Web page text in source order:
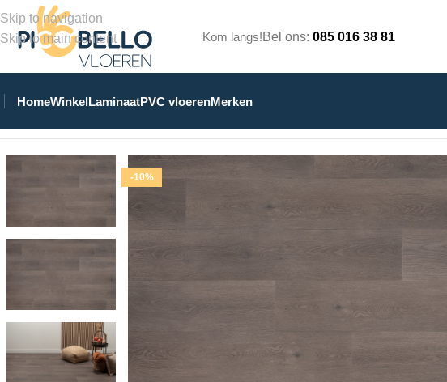
Skip to navigation
Skip to main content
Kom langs!Bel ons: 085 016 38 81
HomeWinkelLaminaatPVC vloerenMerken
-10%